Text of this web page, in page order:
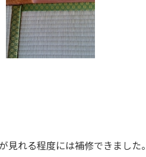
れる程度には補修できました。